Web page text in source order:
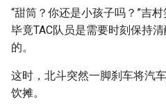
“甜筒？你还是小孩子吗？”吉
毕竟TAC队员是需要时刻保持
的。
这时，北斗突然一脚刹车将汽
饮摊。